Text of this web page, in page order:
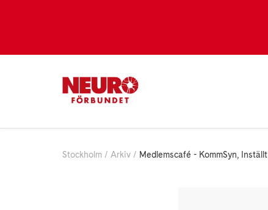
Stockholm Arkiv Medlemscafé - KommSyn, Inställt